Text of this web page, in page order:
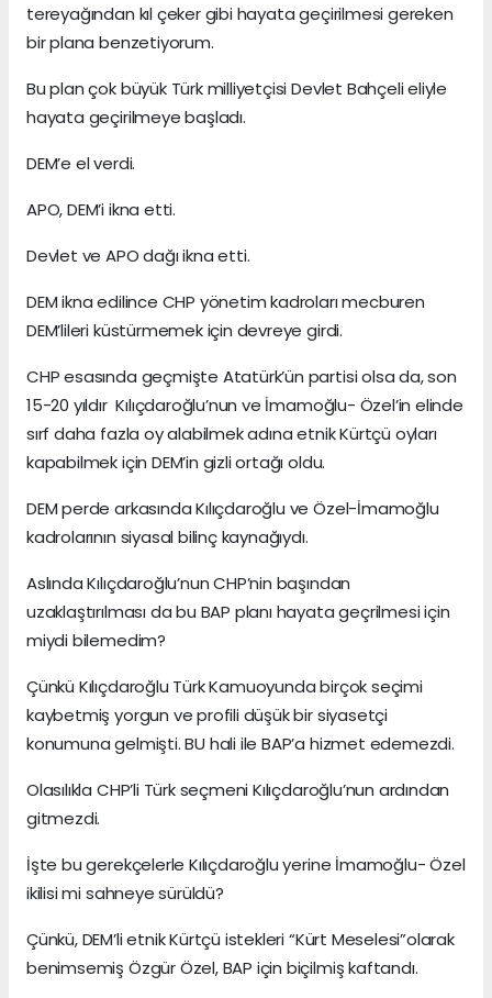
tereyağından kıl çeker gibi hayata geçirilmesi gereken
bir plana benzetiyorum.
Bu plan çok büyük Türk milliyetçisi Devlet Bahçeli eliyle
hayata geçirilmeye başladı.
DEM’e el verdi.
APO, DEM’i ikna etti.
Devlet ve APO dağı ikna etti.
DEM ikna edilince CHP yönetim kadroları mecburen
DEM’lileri küstürmemek için devreye girdi.
CHP esasında geçmişte Atatürk’ün partisi olsa da, son
15-20 yıldır Kılıçdaroğlu’nun ve İmamoğlu- Özel’in elinde
sırf daha fazla oy alabilmek adına etnik Kürtçü oyları
kapabilmek için DEM’in gizli ortağı oldu.
DEM perde arkasında Kılıçdaroğlu ve Özel-İmamoğlu
kadrolarının siyasal bilinç kaynağıydı.
Aslında Kılıçdaroğlu’nun CHP’nin başından
uzaklaştırılması da bu BAP planı hayata geçrilmesi için
miydi bilemedim?
Çünkü Kılıçdaroğlu Türk Kamuoyunda birçok seçimi
kaybetmiş yorgun ve profili düşük bir siyasetçi
konumuna gelmişti. BU hali ile BAP’a hizmet edemezdi.
Olasılıkla CHP’li Türk seçmeni Kılıçdaroğlu’nun ardından
gitmezdi.
İşte bu gerekçelerle Kılıçdaroğlu yerine İmamoğlu- Özel
ikilisi mi sahneye sürüldü?
Çünkü, DEM’li etnik Kürtçü istekleri “Kürt Meselesi”olarak
benimsemiş Özgür Özel, BAP için biçilmiş kaftandı.